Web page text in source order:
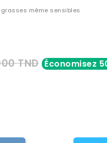
même sensibles
TND Économisez